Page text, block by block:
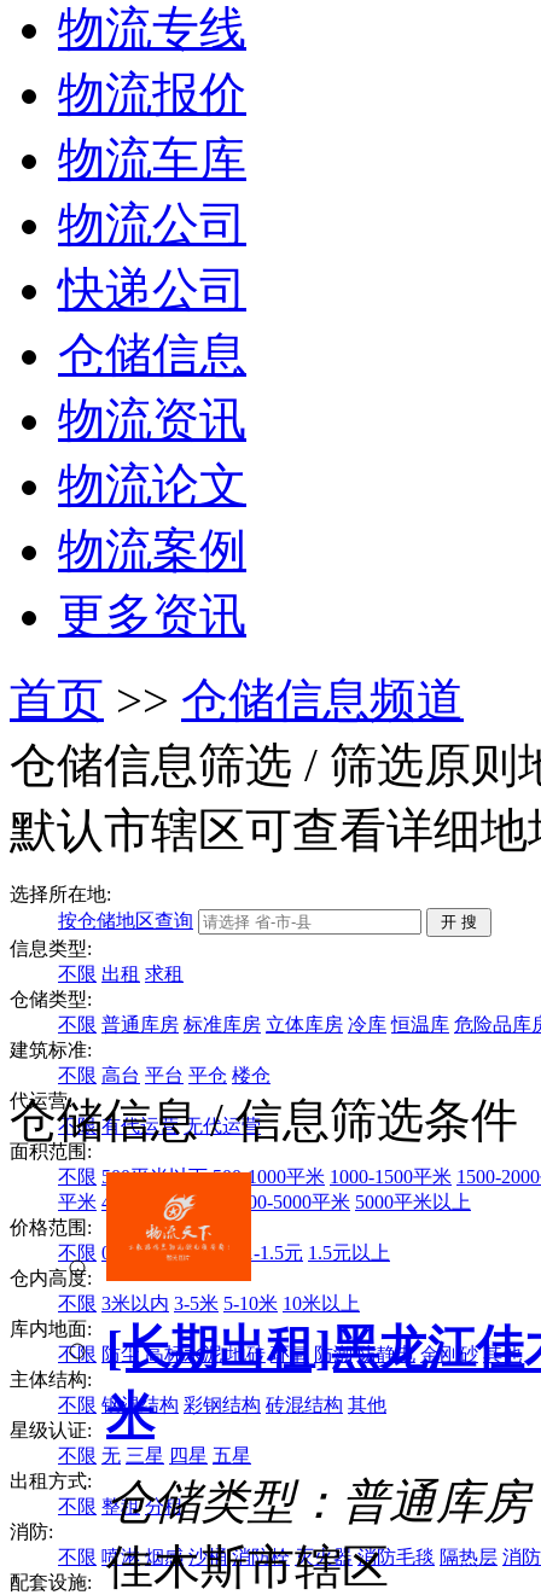
物流专线
物流报价
物流车库
物流公司
快递公司
仓储信息
物流资讯
物流论文
物流案例
更多资讯
首页 >> 仓储信息频道
仓储信息筛选 / 筛选原则
默认市辖区可查看详细
选择所在地:
按仓储地区查询
信息类型:
不限 出租 求租
仓储类型:
不限 普通库房 标准库房 立体库房 冷库 恒温库 危险品库
建筑标准:
不限 高台 平台 平仓 楼仓
代运营:
不限 有代运营 无代运营
面积范围:
不限 500平米以下 500-1000平米 1000-1500平米 1500-
平米 4000-4500平米 4500-5000平米 5000平米以上
价格范围:
不限 0.1-0.6元 0.6-1元 1-1.5元 1.5元以上
仓内高度:
不限 3米以内 3-5米 5-10米 10米以上
库内地面:
不限 防尘 高标水泥 地砖 环氧 防潮 防静电 金刚砂 其他
主体结构:
不限 钢混结构 彩钢结构 砖混结构 其他
星级认证:
不限 无 三星 四星 五星
出租方式:
不限 整租 分租
消防:
不限 喷淋 烟感 沙桶 消防栓 灭火器 消防毛毯 隔热层 消
配套设施:
仓储信息/ 信息筛选条件
[长期出租]黑龙江
米
仓储类型：普通库房
佳木斯市辖区